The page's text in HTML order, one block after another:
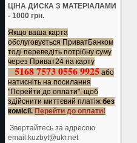
ЦІНА ДИСКА З МАТЕРІАЛАМИ
- 1000 грн.
Якщо ваша карта
обслуговується ПриватБанком
тоді переведіть потрібну суму
через Приват24 на карту
5168 7573 0556 9925 або
натисніть на посилання
"Перейти до оплати", щоб
здійснити миттєвий платіж без
комісії. Перейти до оплати!
Звертайтесь за адресою
еmail:kuzbyt@ukr.net